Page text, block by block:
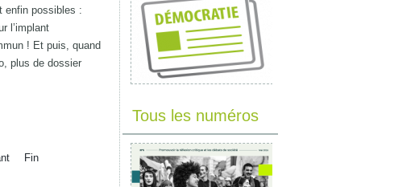
enfin possibles :
l’implant
! Et puis, quand
plus de dossier
Fin
Tous les numéros